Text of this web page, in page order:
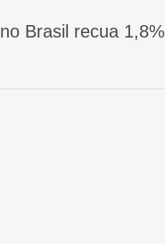
Brasil recua 1,8%